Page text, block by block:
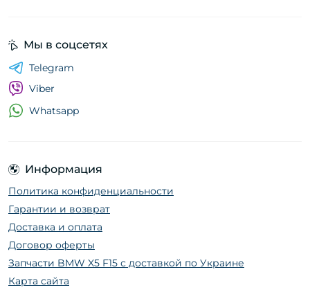
Информация
Политика конфиденциальности
Гарантии и возврат
Доставка и оплата
Договор оферты
Запчасти BMW X5 F15 с доставкой по Украине
Карта сайта
Мы в соцсетях
Telegram
Viber
Whatsapp